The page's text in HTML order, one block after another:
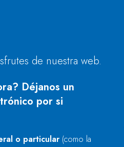
de nuestra web.
Déjanos un
por si
o particular (como la